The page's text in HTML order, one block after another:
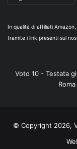
In qualità di affiliati
tramite i link presenti sul
Voto 10 - Testata
© Copyright 2026,